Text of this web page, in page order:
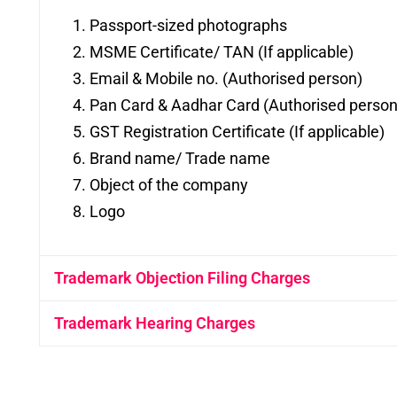
Passport-sized photographs
MSME Certificate/ TAN (If applicable)
Email & Mobile no. (Authorised person)
Pan Card & Aadhar Card (Authorised
GST Registration Certificate (If applicable)
Brand name/ Trade name
Object of the company
Logo
Trademark Objection Filing Charges
Trademark Hearing Charges